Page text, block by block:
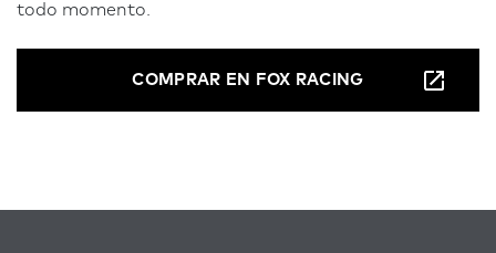
todo momento.
COMPRAR EN FOX RACING